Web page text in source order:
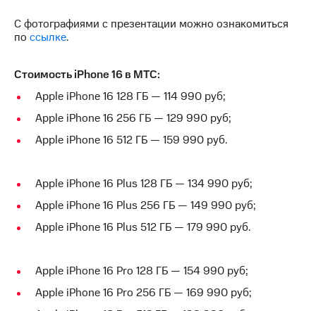
секретарь
Раскрытие
акционерам
ПАО
"МТС"
акционеров
акционера
капитал
Контроль
и
акций
Описание
С фотографиями с презентации можно ознакомиться
по ссылке.
Стоимость iPhone 16 в МТС:
Apple iPhone 16 128 ГБ — 114 990 руб;
Apple iPhone 16 256 ГБ — 129 990 руб;
Apple iPhone 16 512 ГБ — 159 990 руб.
Apple iPhone 16 Plus 128 ГБ — 134 990 руб;
Apple iPhone 16 Plus 256 ГБ — 149 990 руб;
Apple iPhone 16 Plus 512 ГБ — 179 990 руб.
Apple iPhone 16 Pro 128 ГБ — 154 990 руб;
Apple iPhone 16 Pro 256 ГБ — 169 990 руб;